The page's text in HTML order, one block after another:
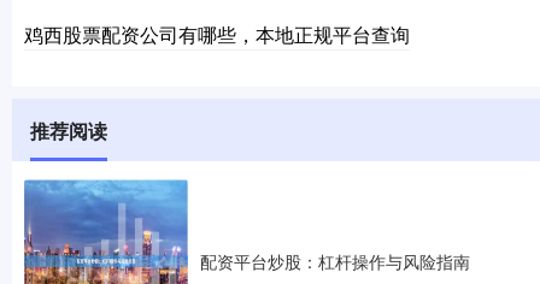
鸡西股票配资公司有哪些，本地正规平台查询
推荐阅读
配资平台炒股：杠杆操作与风险指南